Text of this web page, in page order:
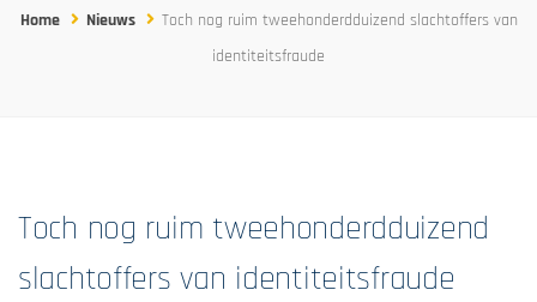
Home Nieuws
Toch nog ruim tweehonderdduizend slachtoffers van
identiteitsfraude
Toch nog ruim tweehonderdduizend
slachtoffers van identiteitsfraude